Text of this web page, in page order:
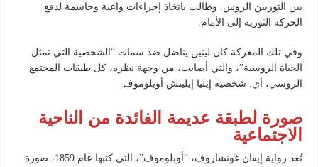
بين الثوريين الروس. وطالب باتخاذ إجراءات واعية وحاسمة لدفع
الحركة الثورية إلى الأمام.
وفي تلك المعركة كان لينين يناضل ضد سمات “الشخصية التي تمثل
الحياة الروسية”، والتي أصابت، من وجهة نظره، كل طبقات المجتمع
الروسي، أي: شخصية إيليا إيليتش أوبلوموف.
صورة لطبقة عديمة الفائدة من الناحية
الاجتماعية
تُعد رواية إيفان غونشاروف، “أوبلوموف”، التي كتبها عام 1859، صورة